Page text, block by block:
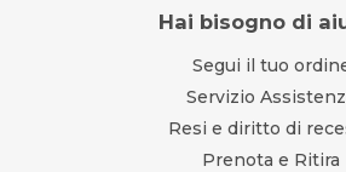
Hai bisogno di
Segui il tuo
Servizio
Resi e diritto di
Prenota e Ritira